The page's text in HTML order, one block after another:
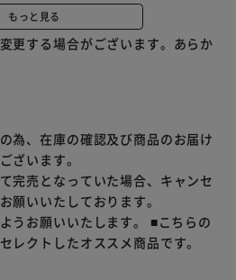
内灯付き
もっと見る
更する場合がございます。あらか
為、在庫の確認及び商品のお届け
ざいます。
完売となっていた場合、キャンセ
願いいたしております。
うお願いいたします。 ■こちらの
レクトしたオススメ商品です。